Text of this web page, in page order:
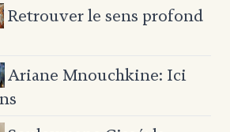
Retrouver le sens profond
Ariane Mnouchkine: Ici